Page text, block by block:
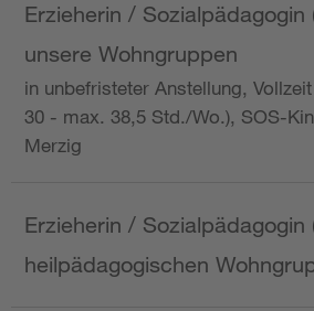
Erzieherin /
unsere Wohngruppen
in unbefristeter Anstellung,
30 - max. 38,5 Std./Wo.), SOS-
Merzig
Erzieherin /
heilpädagogischen